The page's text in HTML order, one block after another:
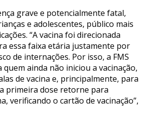
grave e potencialmente fatal,
e adolescentes, público mais
“A vacina foi direcionada
essa faixa etária justamente por
de internações. Por isso, a FMS
ainda não iniciou a vacinação,
de vacina e, principalmente, para
primeira dose retorne para
verificando o cartão de vacinação”,